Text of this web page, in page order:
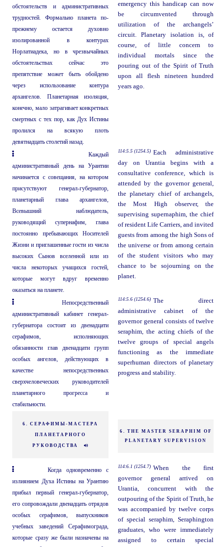
обстоятельств и административных
трудностей. Формально планета по-
прежнему остается духовно
изолированной в контурах
Норлатиадека, но в чрезвычайных
обстоятельствах сейчас это
препятствие может быть обойдено
через использование контура
архангелов. Планетарная изоляция,
конечно, мало затрагивает конкретных
смертных с тех пор, как Дух Истины
пролился на всякую плоть
девятнадцать столетий назад.
emergency this handicap can now
be circumvented through
utilization of the archangels’
circuit. Planetary isolation is, of
course, of little concern to
individual mortals since the
pouring out of the Spirit of Truth
upon all flesh nineteen hundred
years ago.
Каждый
административный день на Урантии
начинается с совещания, на котором
присутствуют генерал-губернатор,
планетарный глава архангелов,
Всевышний наблюдатель,
руководящий супернафим, глава
постоянно пребывающих Носителей
Жизни и приглашенные гости из числа
высоких Сынов вселенной или из
числа некоторых учащихся гостей,
которые могут вдруг временно
оказаться на планете.
114:5.5 (1254.5) Each administrative
day on Urantia begins with a
consultative conference, which is
attended by the governor general,
the planetary chief of archangels,
the Most High observer, the
supervising supernaphim, the chief
of resident Life Carriers, and invited
guests from among the high Sons of
the universe or from among certain
of the student visitors who may
chance to be sojourning on the
planet.
Непосредственный
административный кабинет генерал-
губернатора состоит из двенадцати
серафимов, исполняющих
обязанности глав двенадцати групп
особых ангелов, действующих в
качестве непосредственных
сверхчеловеческих руководителей
планетарного прогресса и
стабильности.
114:5.6 (1254.6) The direct
administrative cabinet of the
governor general consists of twelve
seraphim, the acting chiefs of the
twelve groups of special angels
functioning as the immediate
superhuman directors of planetary
progress and stability.
6. СЕРАФИМЫ-МАСТЕРА
ПЛАНЕТАРНОГО
РУКОВОДСТВА
6. THE MASTER SERAPHIM OF
PLANETARY SUPERVISION
Когда одновременно с
излиянием Духа Истины на Урантию
прибыл первый генерал-губернатор,
его сопровождали двенадцать отрядов
особых серафимов, выпускников
учебных заведений Серафимограда,
которые сразу же были назначены на
114:6.1 (1254.7) When the first
governor general arrived on
Urantia, concurrent with the
outpouring of the Spirit of Truth, he
was accompanied by twelve corps
of special seraphim, Seraphington
graduates, who were immediately
assigned to certain special